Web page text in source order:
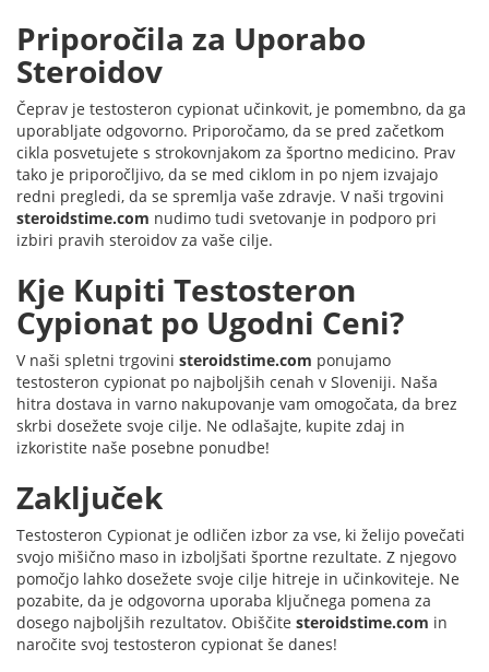
Priporočila za Uporabo
Steroidov
Čeprav je testosteron cypionat učinkovit, je pomembno, da ga
uporabljate odgovorno. Priporočamo, da se pred začetkom
cikla posvetujete s strokovnjakom za športno medicino. Prav
tako je priporočljivo, da se med ciklom in po njem izvajajo
redni pregledi, da se spremlja vaše zdravje. V naši trgovini
steroidstime.com nudimo tudi svetovanje in podporo pri
izbiri pravih steroidov za vaše cilje.
Kje Kupiti Testosteron
Cypionat po Ugodni Ceni?
V naši spletni trgovini steroidstime.com ponujamo
testosteron cypionat po najboljših cenah v Sloveniji. Naša
hitra dostava in varno nakupovanje vam omogočata, da brez
skrbi dosežete svoje cilje. Ne odlašajte, kupite zdaj in
izkoristite naše posebne ponudbe!
Zaključek
Testosteron Cypionat je odličen izbor za vse, ki želijo povečati
svojo mišično maso in izboljšati športne rezultate. Z njegovo
pomočjo lahko dosežete svoje cilje hitreje in učinkoviteje. Ne
pozabite, da je odgovorna uporaba ključnega pomena za
dosego najboljših rezultatov. Obiščite steroidstime.com in
naročite svoj testosteron cypionat še danes!